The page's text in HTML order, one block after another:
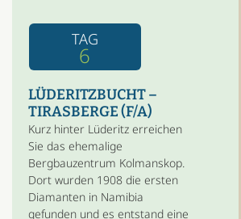
TAG
6
LÜDERITZBUCHT –
TIRASBERGE (F/A)
Kurz hinter Lüderitz erreichen
Sie das ehemalige
Bergbauzentrum Kolmanskop.
Dort wurden 1908 die ersten
Diamanten in Namibia
gefunden und es entstand eine